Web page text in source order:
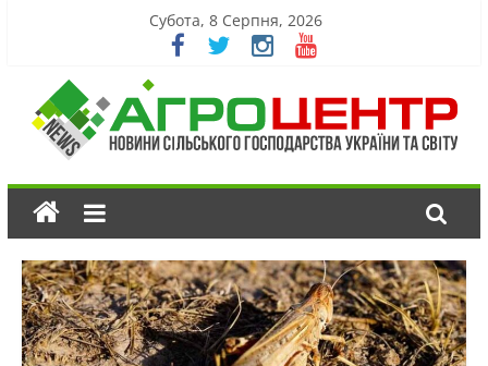
Субота, 8 Серпня, 2026